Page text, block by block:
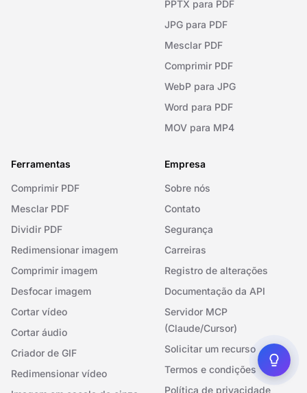
PPTX para PDF
JPG para PDF
Mesclar PDF
Comprimir PDF
WebP para JPG
Word para PDF
MOV para MP4
Ferramentas
Comprimir PDF
Mesclar PDF
Dividir PDF
Redimensionar imagem
Comprimir imagem
Desfocar imagem
Cortar vídeo
Cortar áudio
Criador de GIF
Redimensionar vídeo
Empresa
Sobre nós
Contato
Segurança
Carreiras
Registro de alterações
Documentação da API
Servidor MCP
(Claude/Cursor)
Solicitar um recurso
Termos e condições
Política de privacidade